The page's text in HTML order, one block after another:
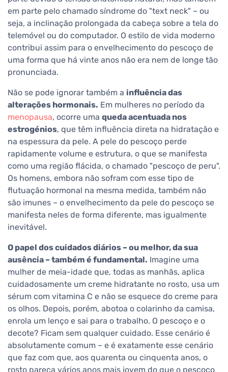
em parte pelo chamado síndrome do "text neck" – ou
seja, a inclinação prolongada da cabeça sobre a tela do
telemóvel ou do computador. O estilo de vida moderno
contribui assim para o envelhecimento do pescoço de
uma forma que há vinte anos não era nem de longe tão
pronunciada.
Não se pode ignorar também a influência das
alterações hormonais. Em mulheres no período da
menopausa, ocorre uma queda acentuada nos
estrogénios, que têm influência direta na hidratação e
na espessura da pele. A pele do pescoço perde
rapidamente volume e estrutura, o que se manifesta
como uma região flácida, o chamado "pescoço de peru".
Os homens, embora não sofram com esse tipo de
flutuação hormonal na mesma medida, também não
são imunes – o envelhecimento da pele do pescoço se
manifesta neles de forma diferente, mas igualmente
inevitável.
O papel dos cuidados diários – ou melhor, da sua
ausência – também é fundamental. Imagine uma
mulher de meia-idade que, todas as manhãs, aplica
cuidadosamente um creme hidratante no rosto, usa um
sérum com vitamina C e não se esquece do creme para
os olhos. Depois, porém, abotoa o colarinho da camisa,
enrola um lenço e sai para o trabalho. O pescoço e o
decote? Ficam sem qualquer cuidado. Esse cenário é
absolutamente comum – e é exatamente esse cenário
que faz com que, aos quarenta ou cinquenta anos, o
rosto pareça vários anos mais jovem do que o pescoço